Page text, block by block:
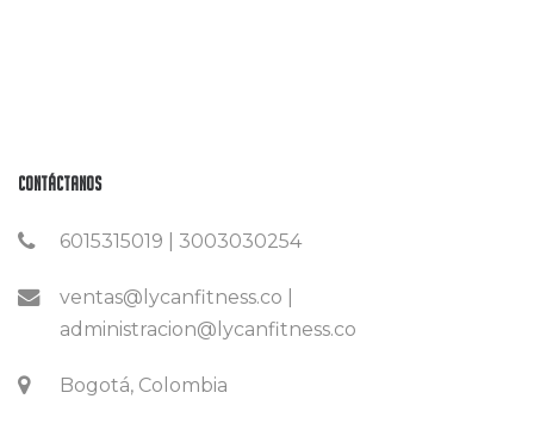
Contáctanos
6015315019 | 3003030254
ventas@lycanfitness.co |
administracion@lycanfitness.co
Bogotá, Colombia